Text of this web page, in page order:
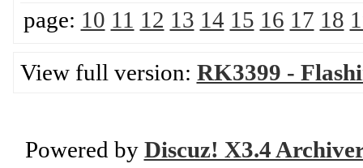
page: 10 11 12 13 14 15 16 17 18
View full version: RK3399 -
Powered by Discuz! X3.4